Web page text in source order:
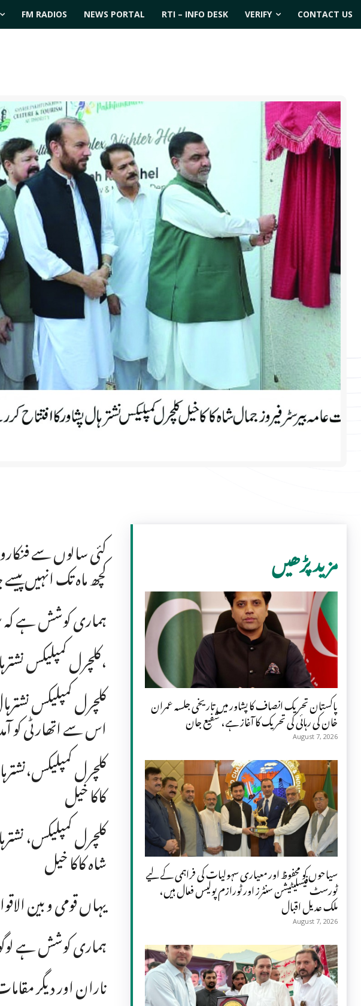
FM RADIOS NEWS PORTAL RTI – INFO DESK VERIFY CONTACT US
کچھ ماہ تک انہیں
ہماری کوشش ہے کہ
کلچرل کمپلیکس نشترہال میں مختلف ثقافتی پروگرام تشکیل دئیے جائینگے،
اس سے اتھارٹی
کلچرل
کاکا خیل
شاہ کاکا خیل
یہاں قومی و بین
ہماری کوشش ہے
ناران اور دیگر
مزید پڑھیں
پاکستان تحریک انصاف کا پشاور میں تاریخی جلسہ عمران
خان کی رہائی کی تحریک کا آغاز ہے، شفیع جان
August 7, 2026
سیاحوں کو محفوظ اور معیاری سہولیات کی فراہمی کے لیے
ٹورسٹ فیسلیٹیشن سنٹرز اور ٹورازم پولیس فعال ہیں،
ملک عدیل اقبال
August 7, 2026